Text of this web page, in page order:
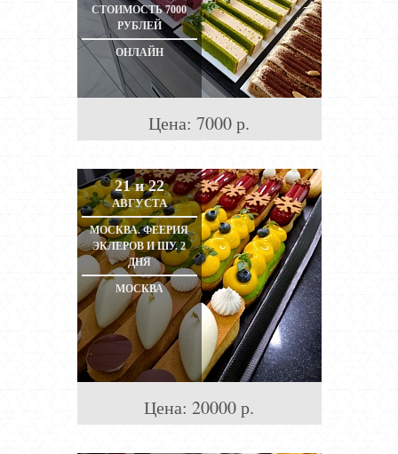
СТОИМОСТЬ 7000
РУБЛЕЙ
ОНЛАЙН
Цена: 7000р.
21 и 22
АВГУСТА
МОСКВА. ФЕЕРИЯ
ЭКЛЕРОВ И ШУ. 2
ДНЯ
МОСКВА
Цена: 20000р.